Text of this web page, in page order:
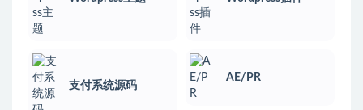
支付系统源码
AE/PR